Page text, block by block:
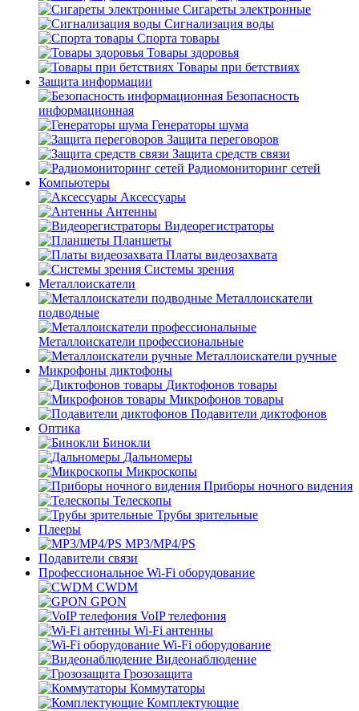
Сигареты электронные
Сигнализация воды
Спорта товары
Товары здоровья
Товары при бетствиях
Защита информации
Безопасность
информационная
Генераторы шума
Защита переговоров
Защита средств связи
Радиомониторинг сетей
Компьютеры
Аксессуары
Антенны
Видеорегистраторы
Планшеты
Платы видеозахвата
Системы зрения
Металлоискатели
Металлоискатели
подводные
Металлоискатели профессиональные
Металлоискатели ручные
Микрофоны диктофоны
Диктофонов товары
Микрофонов товары
Подавители диктофонов
Оптика
Бинокли
Дальномеры
Микроскопы
Приборы ночного видения
Телескопы
Трубы зрительные
Плееры
MP3/MP4/PS
Подавители связи
Профессиональное Wi-Fi оборудование
CWDM
GPON
VoIP телефония
Wi-Fi антенны
Wi-Fi оборудование
Видеонаблюдение
Грозозащита
Коммутаторы
Комплектующие